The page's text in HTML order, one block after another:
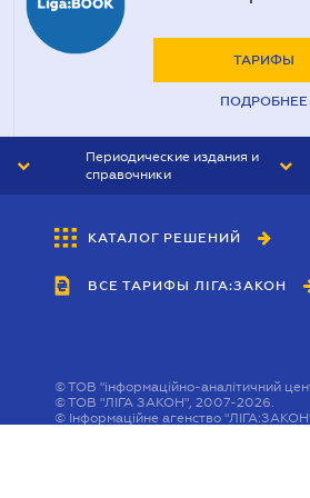
ТАРИФЫ
ПОДРОБНЕЕ
Периодические издания и
справочники
БУХГАЛТЕР&ЗАКОН
ВЕСТНИК МСФО
КАТАЛОГ РЕШЕНИЙ
ВСЕ ТАРИФЫ ЛІГА:ЗАКОН
©ТОВ "інформаційно-аналітичний
©ТОВ "ЛІГА ЗАКОН", 2007-2026.
© Інформаційне агенство